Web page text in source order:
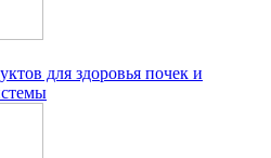
для здоровья почек и